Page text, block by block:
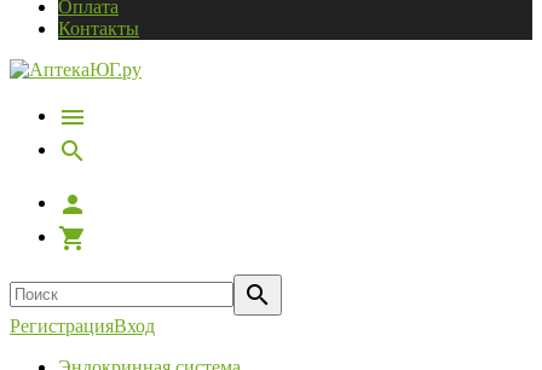
Оплата
Контакты
РегистрацияВход